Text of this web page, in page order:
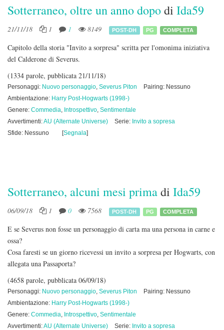
Sotterraneo, oltre un anno dopodi Ida59
21/11/18 1 1 8149 POST-DH PG COMPLETA
Capitolo della storia "Invito a sorpresa" scritta per l'omonima iniziativa
del Calderone di Severus.
(1334 parole, pubblicata 21/11/18)
Personaggi: Nuovo personaggio, Severus Piton
Pairing: Nessuno
Ambientazione: Harry Post-Hogwarts (1998-)
Genere: Commedia, Introspettivo, Sentimentale
Avvertimenti:AU (Alternate Universe) Serie: Invito a sopresa
Sfide: Nessuno
[Segnala]
Sotterraneo, alcuni mesi primadi Ida59
06/09/18 1 0 7568 POST-DH PG COMPLETA
E se Severus non fosse un personaggio di carta ma una persona in carne e
ossa?
Cosa faresti se un giorno ricevessi un invito a sorpresa per Hogwarts, con
allegata una Passaporta?
(4658 parole, pubblicata 06/09/18)
Personaggi: Nuovo personaggio, Severus Piton
Pairing: Nessuno
Ambientazione: Harry Post-Hogwarts (1998-)
Genere: Commedia, Introspettivo, Sentimentale
Avvertimenti:AU (Alternate Universe) Serie: Invito a sopresa